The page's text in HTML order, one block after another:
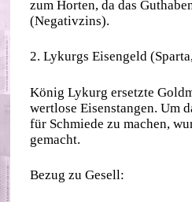
zum Horten, da das
(Negativzins).
2. Lykurgs Eisengeld
König Lykurg ersetzte
wertlose Eisenstangen. Um
für Schmiede zu machen,
gemacht.
Bezug zu Gesell: